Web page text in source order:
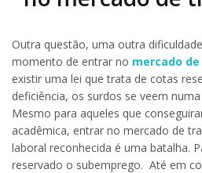
Outra questão, uma outra
momento de entrar no mercado
existir uma lei que trata de cotas
deficiência, os surdos se veem
Mesmo para aqueles que
acadêmica, entrar no mercado de
laboral reconhecida é uma batalha.
reservado o subemprego. Até em